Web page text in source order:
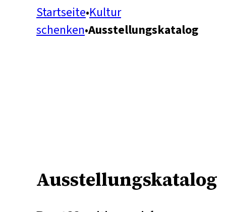
Startseite•Kultur
schenken•Ausstellungskatalog
Ausstellungskatalog